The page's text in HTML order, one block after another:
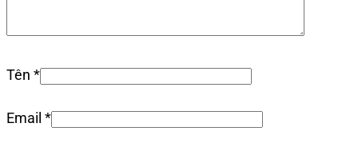
Tên *
Email *